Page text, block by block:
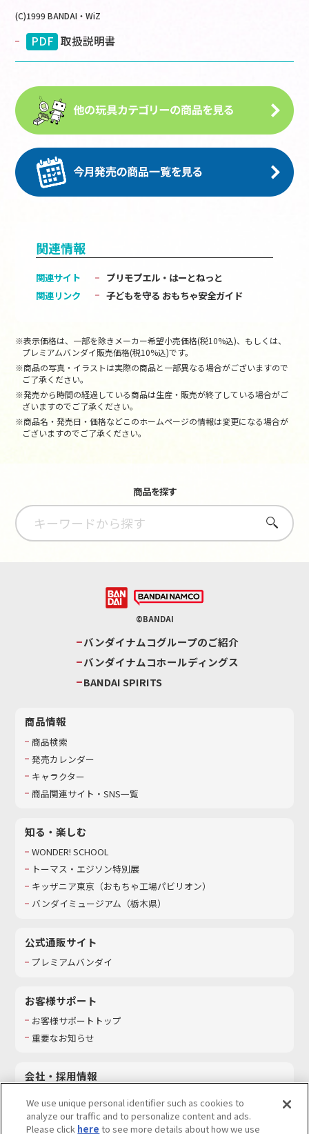
(C)1999 BANDAI・WiZ
PDF 取扱説明書
関連情報
関連サイト
プリモプエル・はーとねっと
関連リンク
子どもを守る おもちゃ安全ガイド
※表示価格は、一部を除きメーカー希望小売価格(税10%込)、もしくは、
プレミアムバンダイ販売価格(税10%込)です。
※商品の写真・イラストは実際の商品と一部異なる場合がございますので
ご了承ください。
※発売から時間の経過している商品は生産・販売が終了している場合がご
ざいますのでご了承ください。
※商品名・発売日・価格などこのホームページの情報は変更になる場合が
ございますのでご了承ください。
商品を探す
さがす
©BANDAI
バンダイナムコグループのご紹介
バンダイナムコホールディングス
BANDAI SPIRITS
商品情報
商品検索
発売カレンダー
キャラクター
商品関連サイト・SNS一覧
知る・楽しむ
WONDER! SCHOOL
トーマス・エジソン特別展
キッザニア東京（おもちゃ工場パビリオン）​
バンダイミュージアム（栃木県）
公式通販サイト
プレミアムバンダイ
お客様サポート
お客様サポートトップ
重要なお知らせ
会社・採用情報
採用情報
サステナビリティ
We use unique personal identifier such as cookies to
analyze our traffic and to personalize content and ads.
Please click here to see more details about how we use